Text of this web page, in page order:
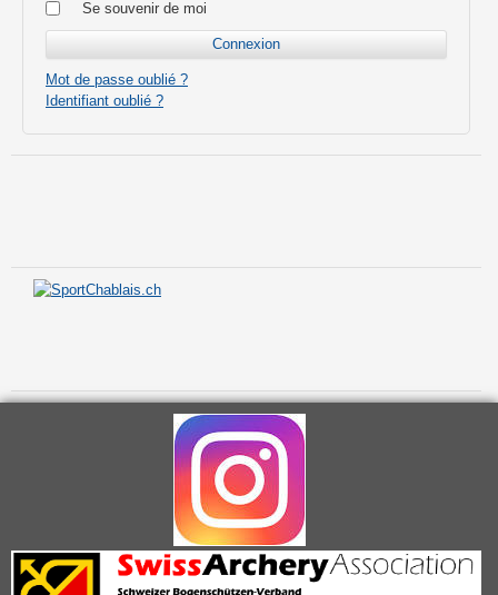
Se souvenir de moi
Mot de passe oublié ?
Identifiant oublié ?